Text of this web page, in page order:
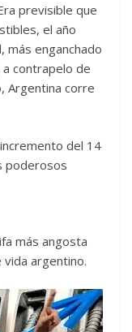
previsible que
el año
más enganchado
contrapelo de
Argentina corre
del 14
poderosos
más angosta
argentino.